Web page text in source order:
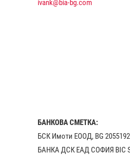
ivank@bia-bg.com
БАНКОВА СМЕТКА:
БСК Имоти ЕООД, BG
БАНКА ДСК EАД СОФИЯ BIC